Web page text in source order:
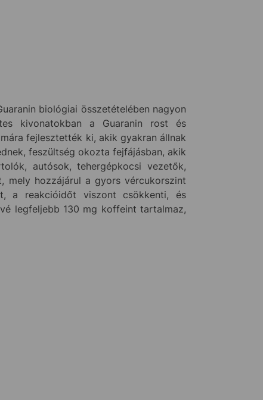
biológiai összetételében nagyon
kivonatokban a Guaranin rost és
fejlesztették ki, akik gyakran állnak
feszültség okozta fejfájásban, akik
autósok, tehergépkocsi vezetők,
mely hozzájárul a gyors vércukorszint
a reakcióidőt viszont csökkenti, és
legfeljebb 130 mg koffeint tartalmaz,